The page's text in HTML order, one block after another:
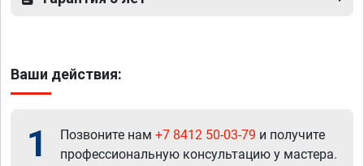
Ваши действия:
1 Позвоните нам +7 8412 50-03-79 и получите
профессиональную консультацию у мастера.